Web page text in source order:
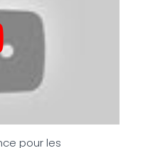
pour les